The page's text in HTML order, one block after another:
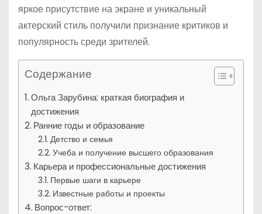
яркое присутствие на экране и уникальный
актерский стиль получили признание критиков и
популярность среди зрителей.
Содержание
Ольга Зарубина: краткая биография и
достижения
Ранние годы и образование
Детство и семья
Учеба и получение высшего образования
Карьера и профессиональные достижения
Первые шаги в карьере
Известные работы и проекты
Вопрос-ответ: